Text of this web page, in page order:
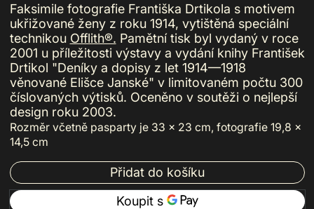
Faksimile fotografie Františka Drtikola s motivem
ukřižované ženy z roku 1914, vytištěná speciální
technikou Offlith®. Pamětní tisk byl vydaný v roce
2001 u příležitosti výstavy a vydání knihy František
Drtikol "Deníky a dopisy z let 1914—1918
věnované Elišce Janské" v limitovaném počtu 300
číslovaných výtisků. Oceněno v soutěži o nejlepší
design roku 2003.
Rozměr včetně pasparty je 33 x 23 cm, fotografie 19,8 x
14,5 cm
Přidat do košíku